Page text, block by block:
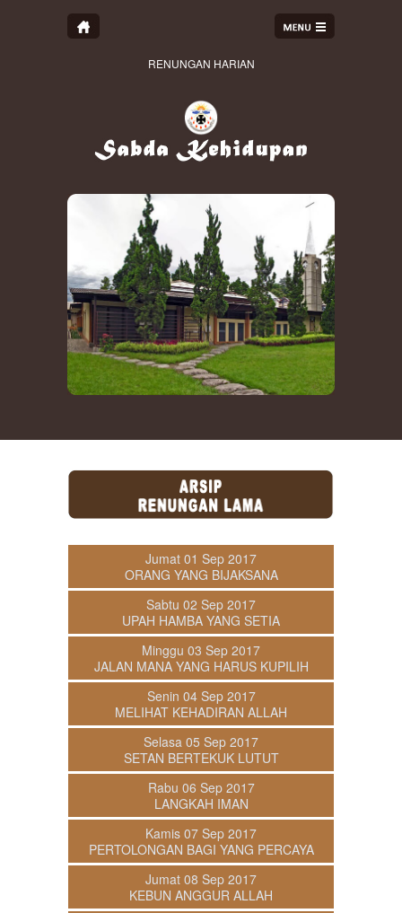
RENUNGAN HARIAN
Jumat 01 Sep 2017
ORANG YANG BIJAKSANA
Sabtu 02 Sep 2017
UPAH HAMBA YANG SETIA
Minggu 03 Sep 2017
JALAN MANA YANG HARUS KUPILIH
Senin 04 Sep 2017
MELIHAT KEHADIRAN ALLAH
Selasa 05 Sep 2017
SETAN BERTEKUK LUTUT
Rabu 06 Sep 2017
LANGKAH IMAN
Kamis 07 Sep 2017
PERTOLONGAN BAGI YANG PERCAYA
Jumat 08 Sep 2017
KEBUN ANGGUR ALLAH